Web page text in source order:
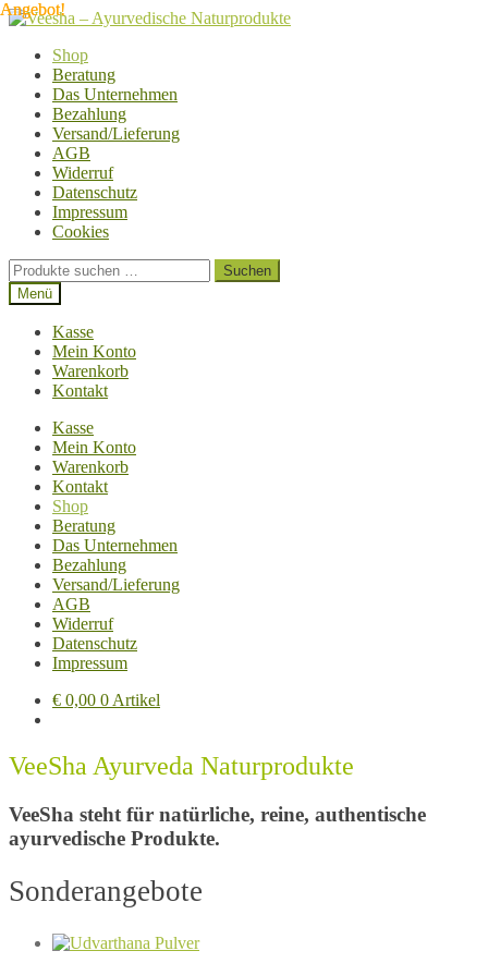
Zur
springen
Zum
springenShop
Beratung
Das Unternehmen
Bezahlung
Versand/Lieferung
AGB
Widerruf
Datenschutz
Impressum
Cookies
Suchen
nach:
Suchen
Menü
Kasse
Mein Konto
Warenkorb
Kontakt
Kasse
Mein Konto
Warenkorb
Kontakt
Shop
Beratung
Das Unternehmen
Bezahlung
Versand/Lieferung
AGB
Widerruf
Datenschutz
Impressum
€ 0,00 0 Artikel
VeeSha Ayurveda Naturprodukte
VeeSha steht für natürliche, reine, authentische
ayurvedische Produkte.
Sonderangebote
Angebot!
Angebot!